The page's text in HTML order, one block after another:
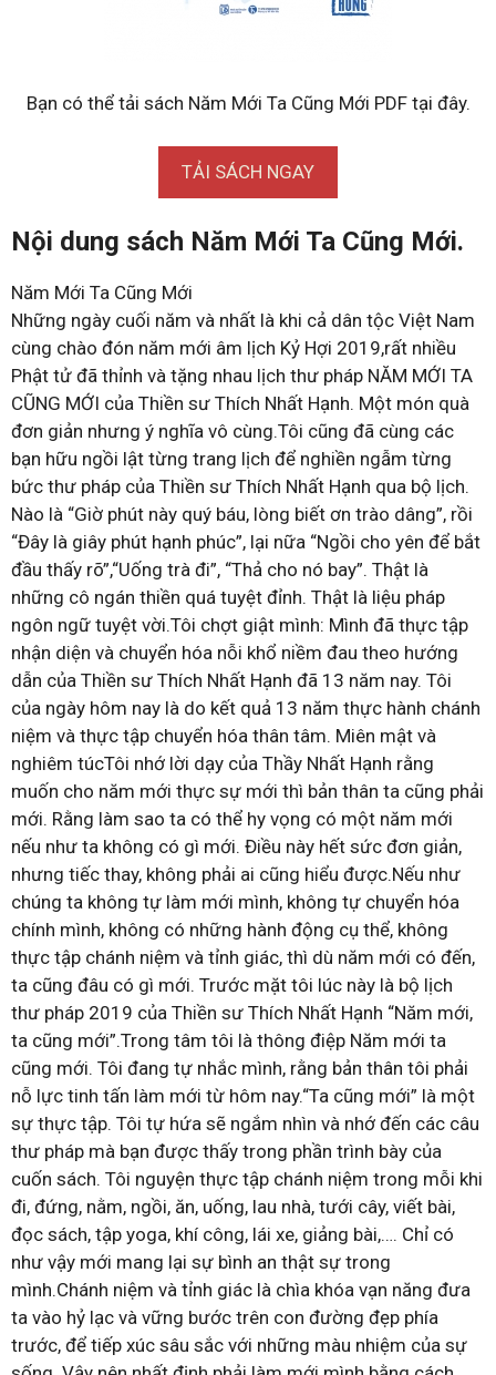
Bạn có thể tải sách Năm Mới Ta Cũng Mới PDF tại đây.
TẢI SÁCH NGAY
Nội dung sách Năm Mới Ta Cũng Mới.
Năm Mới Ta Cũng Mới
Những ngày cuối năm và nhất là khi cả dân tộc Việt Nam
cùng chào đón năm mới âm lịch Kỷ Hợi 2019,rất nhiều
Phật tử đã thỉnh và tặng nhau lịch thư pháp NĂM MỚI TA
CŨNG MỚI của Thiền sư Thích Nhất Hạnh. Một món quà
đơn giản nhưng ý nghĩa vô cùng.Tôi cũng đã cùng các
bạn hữu ngồi lật từng trang lịch để nghiền ngẫm từng
bức thư pháp của Thiền sư Thích Nhất Hạnh qua bộ lịch.
Nào là “Giờ phút này quý báu, lòng biết ơn trào dâng”, rồi
“Đây là giây phút hạnh phúc”, lại nữa “Ngồi cho yên để bắt
đầu thấy rõ”,“Uống trà đi”, “Thả cho nó bay”. Thật là
những cô ngán thiền quá tuyệt đỉnh. Thật là liệu pháp
ngôn ngữ tuyệt vời.Tôi chợt giật mình: Mình đã thực tập
nhận diện và chuyển hóa nỗi khổ niềm đau theo hướng
dẫn của Thiền sư Thích Nhất Hạnh đã 13 năm nay. Tôi
của ngày hôm nay là do kết quả 13 năm thực hành chánh
niệm và thực tập chuyển hóa thân tâm. Miên mật và
nghiêm túcTôi nhớ lời dạy của Thầy Nhất Hạnh rằng
muốn cho năm mới thực sự mới thì bản thân ta cũng phải
mới. Rằng làm sao ta có thể hy vọng có một năm mới
nếu như ta không có gì mới. Điều này hết sức đơn giản,
nhưng tiếc thay, không phải ai cũng hiểu được.Nếu như
chúng ta không tự làm mới mình, không tự chuyển hóa
chính mình, không có những hành động cụ thể, không
thực tập chánh niệm và tỉnh giác, thì dù năm mới có đến,
ta cũng đâu có gì mới. Trước mặt tôi lúc này là bộ lịch
thư pháp 2019 của Thiền sư Thích Nhất Hạnh “Năm mới,
ta cũng mới”.Trong tâm tôi là thông điệp Năm mới ta
cũng mới. Tôi đang tự nhắc mình, rằng bản thân tôi phải
nỗ lực tinh tấn làm mới từ hôm nay.“Ta cũng mới” là một
sự thực tập. Tôi tự hứa sẽ ngắm nhìn và nhớ đến các câu
thư pháp mà bạn được thấy trong phần trình bày của
cuốn sách. Tôi nguyện thực tập chánh niệm trong mỗi khi
đi, đứng, nằm, ngồi, ăn, uống, lau nhà, tưới cây, viết bài,
đọc sách, tập yoga, khí công, lái xe, giảng bài,…. Chỉ có
như vậy mới mang lại sự bình an thật sự trong
mình.Chánh niệm và tỉnh giác là chìa khóa vạn năng đưa
ta vào hỷ lạc và vững bước trên con đường đẹp phía
trước, để tiếp xúc sâu sắc với những màu nhiệm của sự